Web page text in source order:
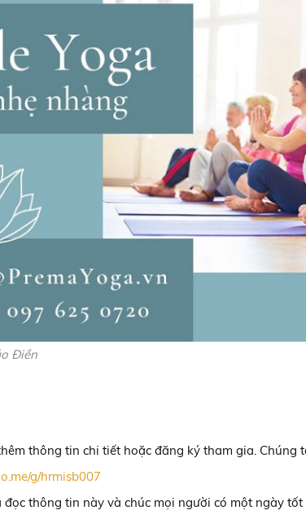
Điền
thông tin chi tiết hoặc đăng ký tham gia. Chúng
g/hrmisb007
thông tin này và chúc mọi người có một ngày tốt